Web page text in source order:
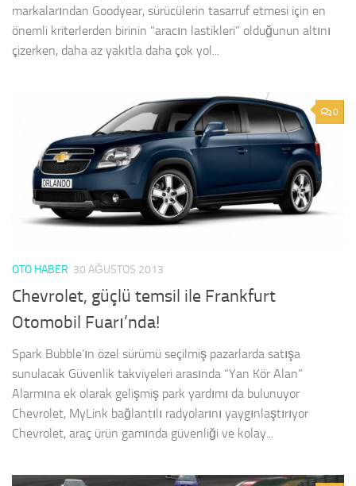
markalarından Goodyear, sürücülerin tasarruf etmesi için en
önemli kriterlerden birinin “aracın lastikleri” olduğunun altını
çizerken, daha az yakıtla daha çok yol...
0
OTO HABER 30 AĞUSTOS 2013
Chevrolet, güçlü temsil ile Frankfurt
Otomobil Fuarı’nda!
Spark Bubble’ın özel sürümü seçilmiş pazarlarda satışa
sunulacak Güvenlik takviyeleri arasında “Yan Kör Alan”
Alarmına ek olarak gelişmiş park yardımı da bulunuyor
Chevrolet, MyLink bağlantılı radyolarını yaygınlaştırıyor
Chevrolet, araç ürün gamında güvenliği ve kolay...